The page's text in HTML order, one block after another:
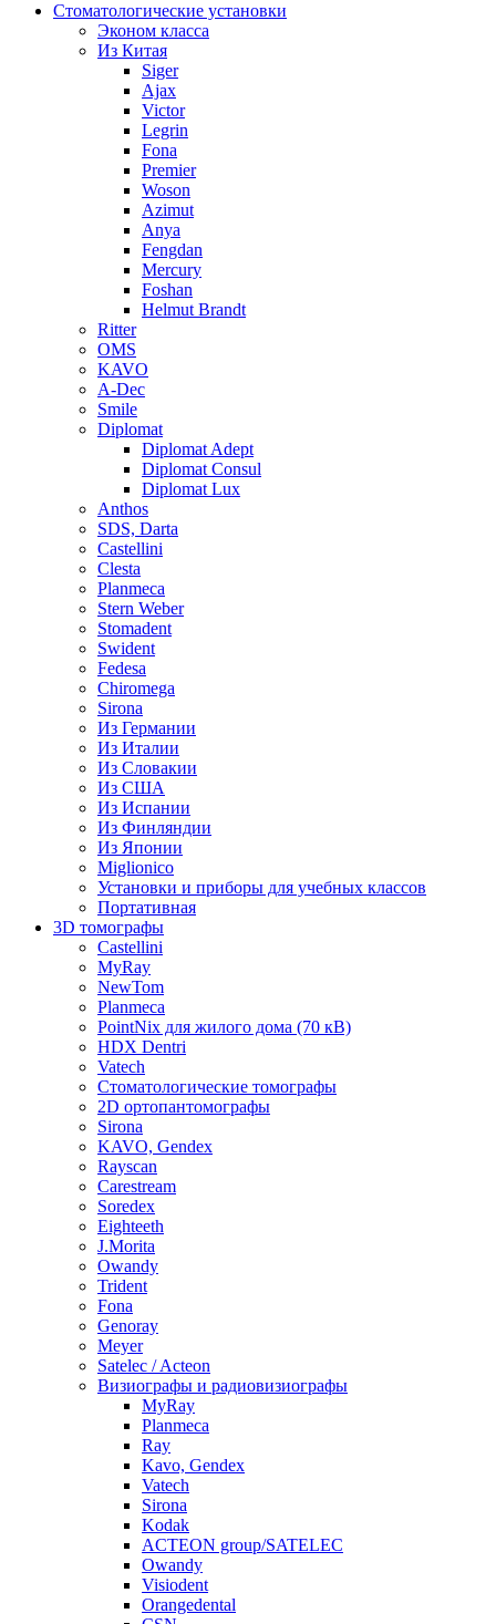
Стоматологические установки
Эконом класса
Из Китая
Siger
Ajax
Victor
Legrin
Fona
Premier
Woson
Azimut
Anya
Fengdan
Mercury
Foshan
Helmut Brandt
Ritter
OMS
KAVO
A-Dec
Smile
Diplomat
Diplomat Adept
Diplomat Consul
Diplomat Lux
Anthos
SDS, Darta
Castellini
Clesta
Planmeca
Stern Weber
Stomadent
Swident
Fedesa
Chiromega
Sirona
Из Германии
Из Италии
Из Словакии
Из США
Из Испании
Из Финляндии
Из Японии
Miglionico
Установки и приборы для учебных классов
Портативная
3D томографы
Castellini
MyRay
NewTom
Planmeca
PointNix для жилого дома (70 кВ)
HDX Dentri
Vatech
Стоматологические томографы
2D ортопантомографы
Sirona
KAVO, Gendex
Rayscan
Carestream
Soredex
Eighteeth
J.Morita
Owandy
Trident
Fona
Genoray
Meyer
Satelec / Acteon
Визиографы и радиовизиографы
MyRay
Planmeca
Ray
Kavo, Gendex
Vatech
Sirona
Kodak
ACTEON group/SATELEC
Owandy
Visiodent
Orangedental